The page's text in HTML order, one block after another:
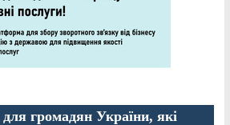
громадян України, які